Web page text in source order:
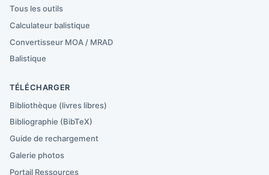
Tous les outils
Calculateur balistique
Convertisseur MOA / MRAD
Balistique
TÉLÉCHARGER
Bibliothèque (livres libres)
Bibliographie (BibTeX)
Guide de rechargement
Galerie photos
Portail Ressources